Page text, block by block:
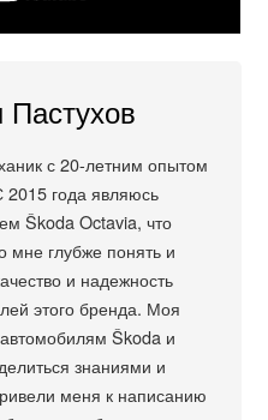
Пастухов
с 20-летним опытом
2015 года являюсь
Škoda Octavia, что
мне глубже понять и
и надежность
этого бренда. Моя
автомобилям Škoda и
знаниями и
меня к написанию